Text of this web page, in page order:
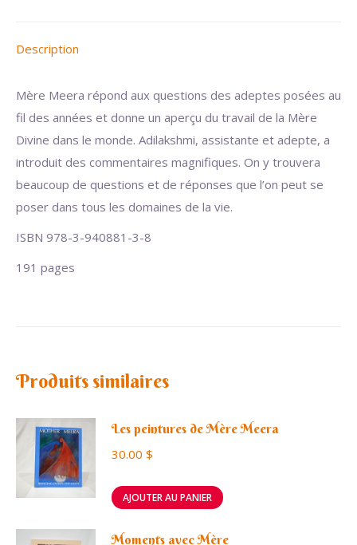
Description
Mère Meera répond aux questions des adeptes posées au
fil des années et donne un aperçu du travail de la Mère
Divine dans le monde. Adilakshmi, assistante et adepte, a
introduit des commentaires magnifiques. On y trouvera
beaucoup de questions et de réponses que l’on peut se
poser dans tous les domaines de la vie.
ISBN 978-3-940881-3-8
191 pages
Produits similaires
Les peintures de Mère Meera
30.00 $
AJOUTER AU PANIER
Moments avec Mère